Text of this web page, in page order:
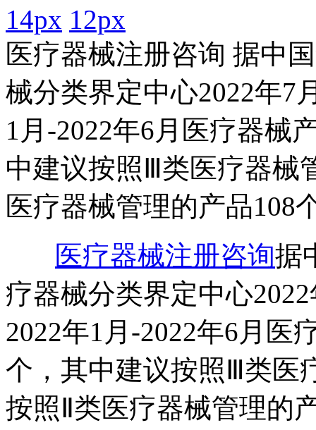
14px 12px
医疗器械注册咨询 据中
械分类界定中心2022年7
1月-2022年6月医疗器械
中建议按照Ⅲ类医疗器械
医疗器械管理的产品108
医疗器械注册咨询据
疗器械分类界定中心
2022年1月-2022年6月医
个，其中建议按照Ⅲ类医
按照Ⅱ类医疗器械管理的